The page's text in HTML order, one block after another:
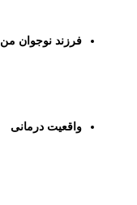
فرزند نوجوان من
واقعیت درمانی